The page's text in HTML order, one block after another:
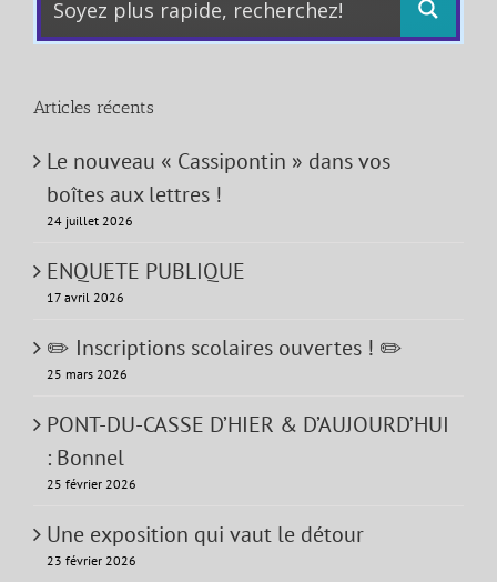
Articles récents
Le nouveau « Cassipontin » dans vos
boîtes aux lettres !
24 juillet 2026
ENQUETE PUBLIQUE
17 avril 2026
✏️ Inscriptions scolaires ouvertes ! ✏️
25 mars 2026
PONT-DU-CASSE D’HIER & D’AUJOURD’HUI
: Bonnel
25 février 2026
Une exposition qui vaut le détour
23 février 2026